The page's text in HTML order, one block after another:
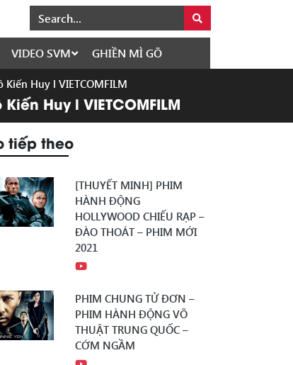
VIDEO SVM GHIỀN MÌ GÕ
Huy l VIETCOMFILM
Huy l VIETCOMFILM
tiếp theo
[THUYẾT MINH] PHIM
HÀNH ĐỘNG
HOLLYWOOD CHIẾU RẠP –
ĐÀO THOÁT – PHIM MỚI
2021
PHIM CHUNG TỬ ĐƠN –
PHIM HÀNH ĐỘNG VÕ
THUẬT TRUNG QUỐC –
CỚM NGẦM